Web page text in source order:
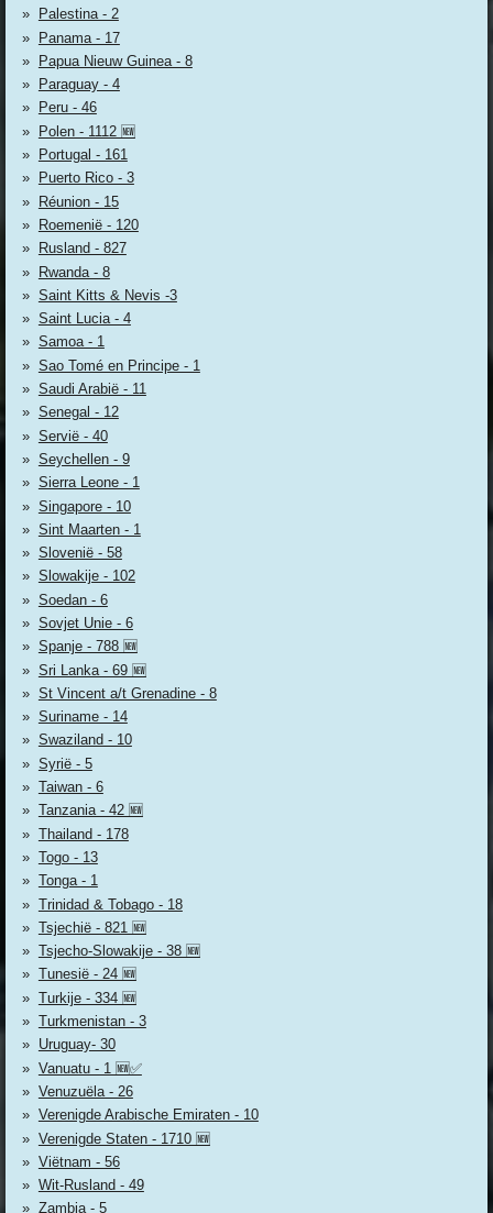
Palestina - 2
Panama - 17
Papua Nieuw Guinea - 8
Paraguay - 4
Peru - 46
Polen - 1112 🆕
Portugal - 161
Puerto Rico - 3
Réunion - 15
Roemenië - 120
Rusland - 827
Rwanda - 8
Saint Kitts & Nevis -3
Saint Lucia - 4
Samoa - 1
Sao Tomé en Principe - 1
Saudi Arabië - 11
Senegal - 12
Servië - 40
Seychellen - 9
Sierra Leone - 1
Singapore - 10
Sint Maarten - 1
Slovenië - 58
Slowakije - 102
Soedan - 6
Sovjet Unie - 6
Spanje - 788 🆕
Sri Lanka - 69 🆕
St Vincent a/t Grenadine - 8
Suriname - 14
Swaziland - 10
Syrië - 5
Taiwan - 6
Tanzania - 42 🆕
Thailand - 178
Togo - 13
Tonga - 1
Trinidad & Tobago - 18
Tsjechië - 821 🆕
Tsjecho-Slowakije - 38 🆕
Tunesië - 24 🆕
Turkije - 334 🆕
Turkmenistan - 3
Uruguay- 30
Vanuatu - 1 🆕✅
Venuzuëla - 26
Verenigde Arabische Emiraten - 10
Verenigde Staten - 1710 🆕
Viëtnam - 56
Wit-Rusland - 49
Zambia - 5